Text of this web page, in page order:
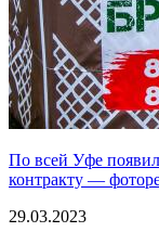
По всей Уфе
контракту —
29.03.2023